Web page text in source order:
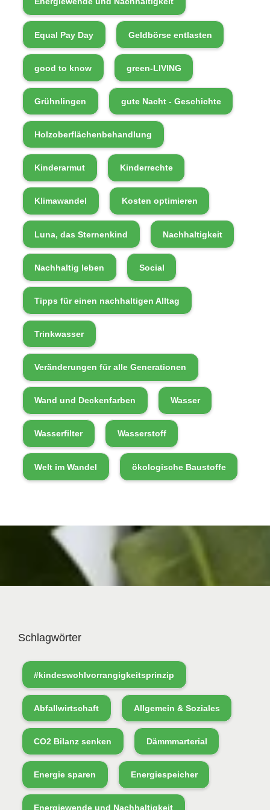
Equal Pay Day Geldbörse entlasten
good to know green-LIVING
Grühnlingen gute Nacht - Geschichte
Holzoberflächenbehandlung
Kinderarmut Kinderrechte
Klimawandel Kosten optimieren
Luna, das Sternenkind Nachhaltigkeit
Nachhaltig leben Social
Tipps für einen nachhaltigen Alltag
Trinkwasser
Veränderungen für alle Generationen
Wand und Deckenfarben Wasser
Wasserfilter Wasserstoff
Welt im Wandel ökologische Baustoffe
Schlagwörter
#kindeswohlvorrangigkeitsprinzip
Abfallwirtschaft Allgemein & Soziales
CO2 Bilanz senken Dämmmarterial
Energie sparen Energiespeicher
Energiewende und Nachhaltigkeit